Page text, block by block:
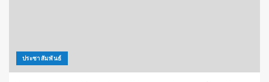
ประชาสัมพันธ์